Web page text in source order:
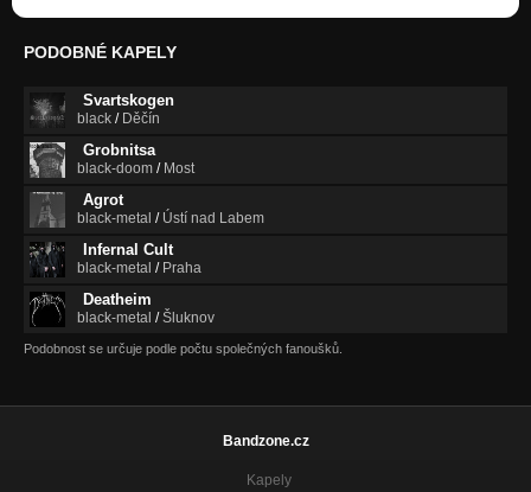
PODOBNÉ KAPELY
Svartskogen
black / Děčín
Grobnitsa
black-doom / Most
Agrot
black-metal / Ústí nad Labem
Infernal Cult
black-metal / Praha
Deatheim
black-metal /Šluknov
Podobnost se určuje podle počtu společných fanoušků.
Bandzone.cz
Kapely